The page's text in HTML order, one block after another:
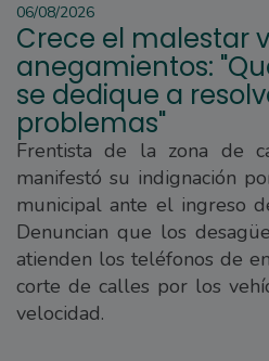
06/08/2026
Crece el malestar
anegamientos:
se dedique a
problemas"
Frentista de la zona de
manifestó su indignación
municipal ante el ingreso
Denuncian que los
atienden los teléfonos de
corte de calles por los
velocidad.